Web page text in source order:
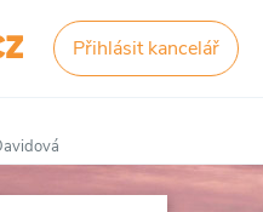
Přihlásit kancelář